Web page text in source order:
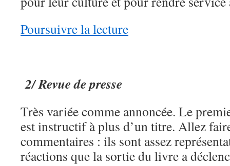
Poursuivre la lecture
2/ Revue de presse
Très variée comme annoncée. Le
est instructif à plus d’un titre. Allez
commentaires : ils sont assez
réactions que la sortie du livre a